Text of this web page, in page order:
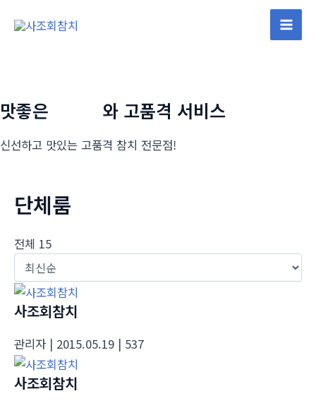
너
뛰
기
Main
맛좋은
와 고품격 서비스
신선하고 맛있는 고품격 참치 전문점!
단체룸
전체 15
사조회참치
관리자 | 2015.05.19 | 537
사조회참치